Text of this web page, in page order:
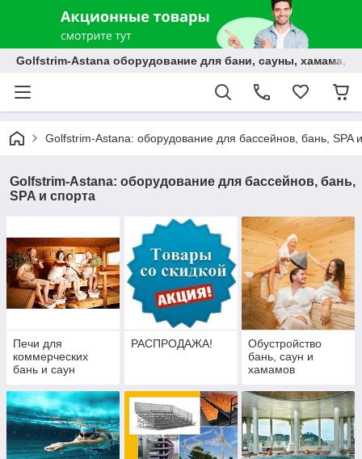
Golfstrim-Astana оборудование для бани, сауны, хамама,
Golfstrim-Astana: оборудование для бассейнов, бань, SPA
Golfstrim-Astana: оборудование для бассейнов, бань,
SPA и спорта
Печи для
коммерческих
бань и саун
РАСПРОДАЖА!
Обустройство
бань, саун и
хамамов